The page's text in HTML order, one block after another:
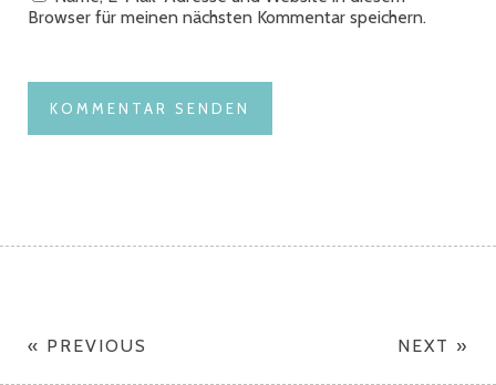
Browser für meinen nächsten Kommentar speichern.
« PREVIOUS NEXT »